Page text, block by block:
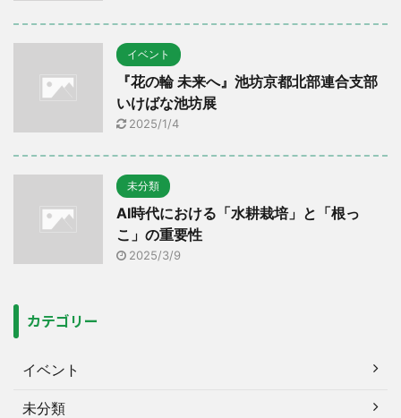
イベント
『花の輪 未来へ』池坊京都北部連合支部
いけばな池坊展
2025/1/4
未分類
AI時代における「水耕栽培」と「根っ
こ」の重要性
2025/3/9
カテゴリー
イベント
未分類